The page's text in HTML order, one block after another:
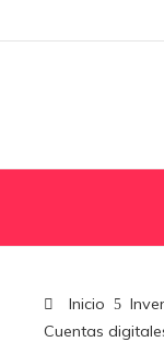
Inicio
Cuentas